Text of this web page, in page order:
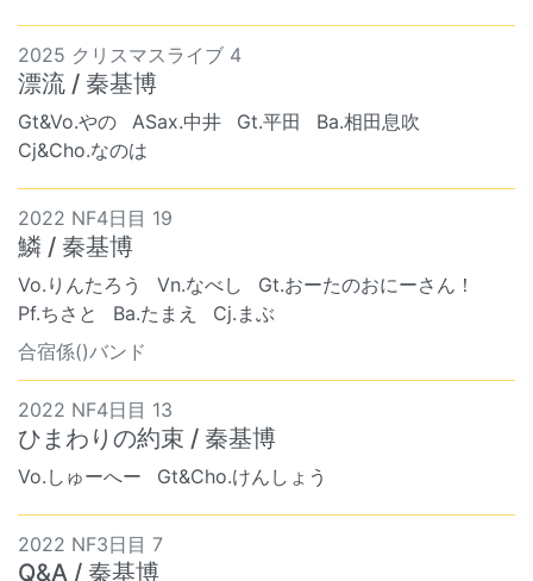
2025 クリスマスライブ 4
漂流 / 秦基博
Gt&Vo.やの ASax.中井 Gt.平田
Ba.相田息吹
Cj&Cho.なのは
2022 NF4日目 19
鱗 / 秦基博
Vo.りんたろう Vn.なべし
Gt.おーたのおにーさん！
Pf.ちさと
Ba.たまえ
Cj.まぶ
合宿係()バンド
2022 NF4日目 13
ひまわりの約束 / 秦基博
Vo.しゅーへー Gt&Cho.けんしょう
2022 NF3日目 7
Q&A / 秦基博